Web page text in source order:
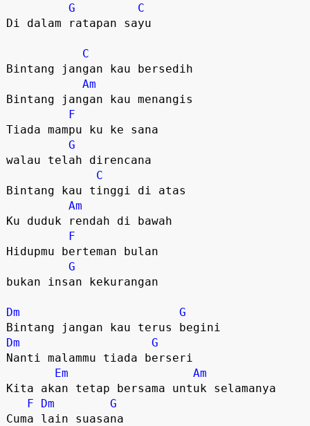
G
C
Di dalam ratapan sayu
C
Bintang jangan kau bersedih
Am
Bintang jangan kau menangis
F
Tiada mampu ku ke sana
G
walau telah direncana
C
Bintang kau tinggi di atas
Am
Ku duduk rendah di bawah
F
Hidupmu berteman bulan
G
bukan insan kekurangan
Dm
G
Dm
G
Nanti malammu tiada berseri
Em
Am
Kita akan tetap bersama untuk selamanya
F
Dm
G
Cuma lain suasana